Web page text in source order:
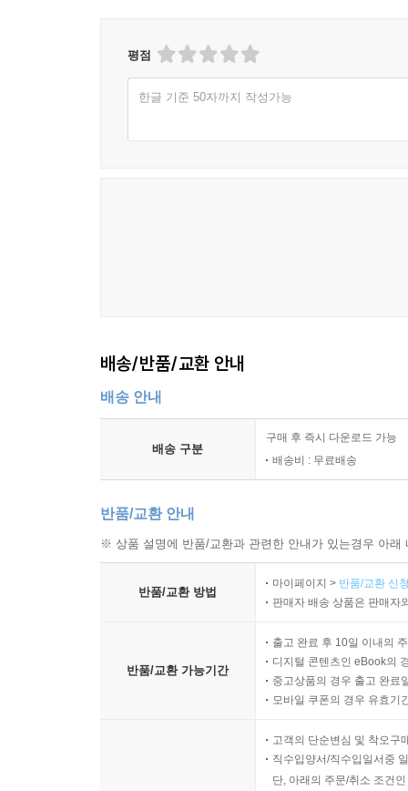
전달하는 능력도 높이 평가한다는 것을 느꼈다.
말자. 이건 어린이 책이 절대로 아니다. 청소년에
- kenny, Goodreads 독자
평점
한글 기준 50자까지 작성가능
배송/반품/교환 안내
배송 안내
배송 구분
구매 후 즉시 다운로드 가능
배송비 : 무료배송
반품/교환 안내
※ 상품 설명에 반품/교환과 관련한 안내가 있는경우 아
반품/교환 방법
마이페이지 > 반품/교환 신
판매자 배송 상품은 판매자
반품/교환 가능기간
출고 완료 후 10일 이내의
디지털 콘텐츠인 eBook의
중고상품의 경우 출고 완료
모바일 쿠폰의 경우 유효기
고객의 단순변심 및 착오구
직수입양서/직수입일서중
단, 아래의 주문/취소 조건